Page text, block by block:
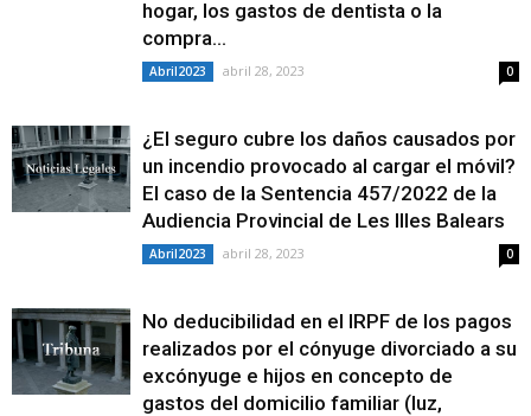
hogar, los gastos de dentista o la
compra...
Abril2023 abril 28, 2023 0
¿El seguro cubre los daños causados por
un incendio provocado al cargar el móvil?
El caso de la Sentencia 457/2022 de la
Audiencia Provincial de Les Illes Balears
Abril2023 abril 28, 2023 0
No deducibilidad en el IRPF de los pagos
realizados por el cónyuge divorciado a su
excónyuge e hijos en concepto de
gastos del domicilio familiar (luz,